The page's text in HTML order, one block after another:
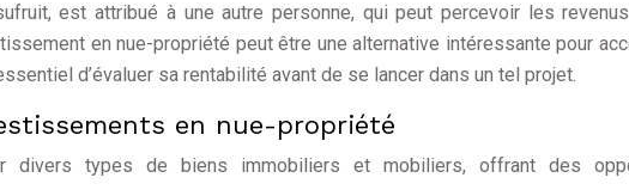
est attribué à une autre personne, qui peut percevoir les
en nue-propriété peut être une alternative intéressante pour
d’évaluer sa rentabilité avant de se lancer dans un tel projet.
en nue-propriété
divers types de biens immobiliers et mobiliers, offrant des